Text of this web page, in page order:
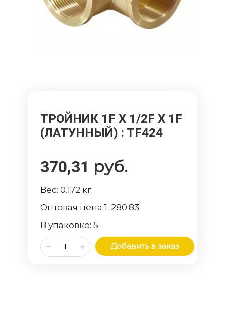
ТРОЙНИК 1F Х 1/2F Х 1F
(ЛАТУННЫЙ) : TF424
370,31 руб.
Вес:0.172 кг.
Оптовая цена 1: 280.83
В упаковке:5
Добавить в заказ